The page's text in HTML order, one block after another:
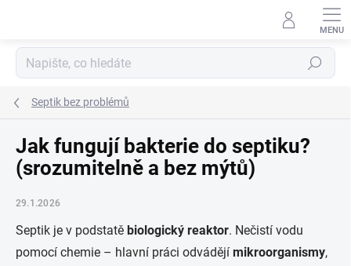
Hledat
Septik bez problémů
Jak fungují bakterie do septiku?
(srozumitelně a bez mýtů)
29.1.2026
Septik je v podstatě biologický reaktor. Nečistí vodu
pomocí chemie – hlavní práci odvádějí mikroorganismy,